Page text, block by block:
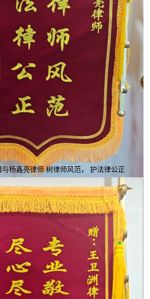
杨鑫亮律师 树律师风范， 护法律公正